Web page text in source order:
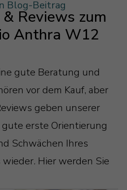
aller Regel erst einmal
man sich ins
Was aber nicht heißt,
hübsch
Bestes Beispiel dafür
Anthra 1G-Serie.
Weiß
Schwarz
und machen in jedem
gute Figur.
Blog-Beitrag
Reviews zum
Anthra W12
gute Beratung und
vor dem Kauf, aber
geben unserer
erste Orientierung
Schwächen Ihres
Hier werden Sie